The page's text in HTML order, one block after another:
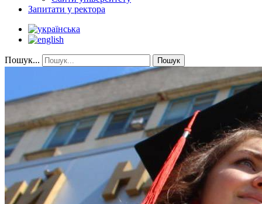
Запитати у ректора
Пошук... Пошук